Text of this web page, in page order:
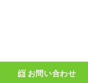
📨 お問い合わせ